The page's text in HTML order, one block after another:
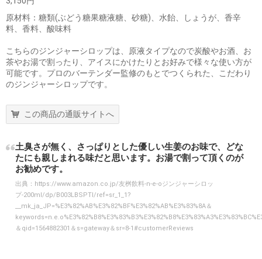
原材料：糖類(ぶどう糖果糖液糖、砂糖)、水飴、しょうが、香辛
料、香料、酸味料
こちらのジンジャーシロップは、原液タイプなので炭酸やお酒、お
茶やお湯で割ったり、アイスにかけたりとお好みで様々な使い方が
可能です。プロのバーテンダー監修のもとでつくられた、こだわり
のジンジャーシロップです。
この商品の通販サイトへ
土臭さが無く、さっぱりとした優しい生姜のお味で、どな
たにも親しまれる味だと思います。お湯で割って頂くのが
お勧めです。
出典： https://www.amazon.co.jp/友桝飲料-n-e-oジンジャーシロッ
プ-200ml/dp/B003LBSPTI/ref=sr_1_1?
__mk_ja_JP=%E3%82%AB%E3%82%BF%E3%82%AB%E3%83%8A＆
＆qid=1564882301＆s=gateway＆sr=8-1#customerReviews